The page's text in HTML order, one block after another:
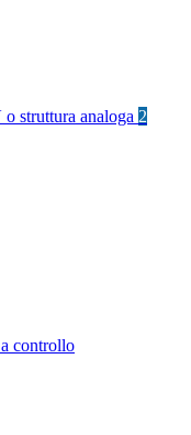
struttura analoga 2
controllo